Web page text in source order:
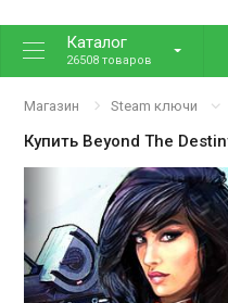
Каталог
26508 товаров
Магазин Steam ключи
Купить Beyond The